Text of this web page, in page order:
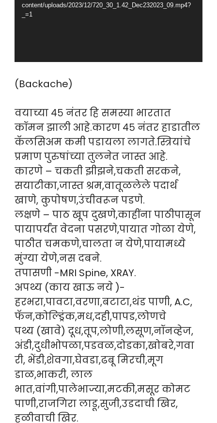
content/uploads/2023/12/720_30_1.42_Dec232023_09.mp4?
_=1
(Backache)
वयाच्या ४५ नंतर हि समस्या भारतात
कॉमन झाली आहे.कारण ४५ नंतर हाडातील
कॅलसिअम कमी पडायला लागते.स्त्रियांचे
प्रमाण पुरुषांच्या तुलनेत जास्त आहे.
कारणे – चकती झीझने,चकती सरकने,
सयाटीका,जास्त श्रम,वातूळलेले पदार्थ
खाणे, कुपोषण,उंचीवरून पडणे.
लक्षणे – पाठ खूप दुखणे,काहींना पाठीपासून
पायापर्यंत वेदना पसरणे,पायात गोळा येणे,
पाठीत चमकणे,चालता न येणे,पायामध्ये
मुंग्या येणे,नस दबने.
तपासणी -MRI Spine, XRAY.
अपथ्य (काय खाऊ नये )-
हरभरा,पावटा,वरणा,बटाटा,थंड पाणी, A.C,
फॅन,कोल्ड्रिंक,मध,दही,पापड,लोणचे
पथ्य (खावे) दूध,तूप,लोणी,लसूण,नॉनव्हेज,
अंडी,दुधीभोपळा,पडवळ,दोडका,खोबरे,गवा
री, भेंडी,शेवगा,घेवडा,ढबू मिरची,मूग
डाळ,भाकरी, लाल
भात,वांगी,पालेभाज्या,मटकी,मसूर कोमट
पाणी,राजगिरा लाडू,सुजी,उडदाची खिर,
हळीवाची खिर.